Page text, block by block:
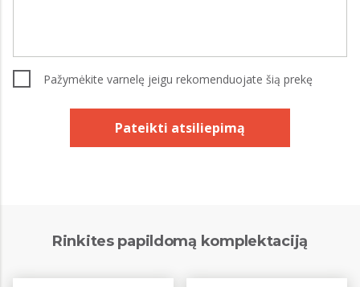
Pažymėkite varnelę jeigu rekomenduojate šią prekę
Pateikti atsiliepimą
Rinkites papildomą komplektaciją